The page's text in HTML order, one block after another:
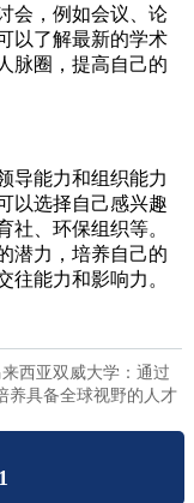
会，例如会议、论
以了解最新的学术
脉圈，提高自己的
能力和组织能力
以选择自己感兴趣
社、环保组织等。
潜力，培养自己的
往能力和影响力。
西亚双威大学：通过
养具备全球视野的人才